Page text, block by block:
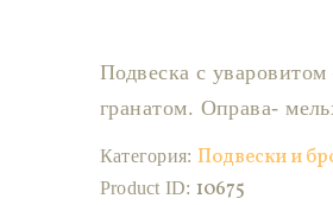
Подвеска с
гранатом. Оправа-
Категория: Подвески и
Product ID: 10675